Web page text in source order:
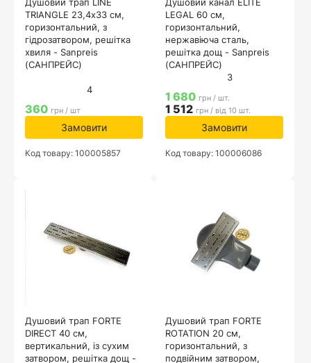
TRIANGLE 23,4х33 см,
горизонтальний, з
гідрозатвором, решітка
хвиля - Sanpreis
(САНПРЕЙС)
4
360 грн / шт
Замовити
Код товару: 100005857
LEGAL 60 см,
горизонтальний,
нержавіюча сталь,
решітка дощ - Sanpreis
(САНПРЕЙС)
3
1 680 грн / шт.
1 512 грн / від 10 шт.
Замовити
Код товару: 100006086
Душовий трап FORTE
DIRECT 40 см,
вертикальний, із сухим
затвором, решітка дощ -
Душовий трап FORTE
ROTATION 20 см,
горизонтальний, з
подвійним затвором,